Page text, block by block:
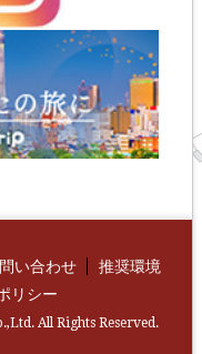
い合わせ
推奨環境
リシー
All Rights Reserved.